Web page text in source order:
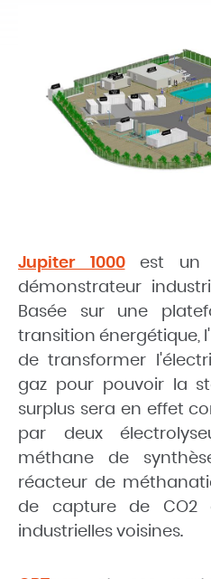
Jupiter 1000
est un
démonstrateur
Basée sur une
transition énergétique,
detransformer
gaz pour pouvoir la
surplus sera en effet
par deux
méthane de
réacteur de
de capture de CO2
industrielles voisines.